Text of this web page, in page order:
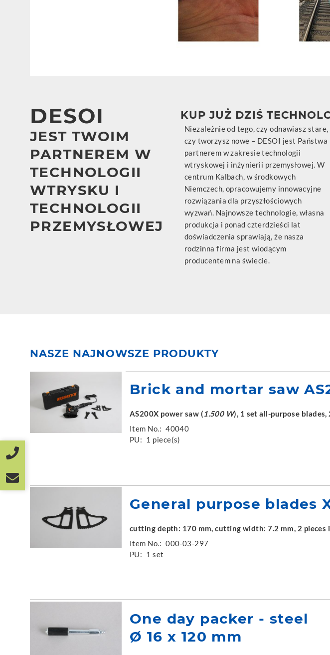
DESOI
JEST TWOIM
PARTNEREM W
TECHNOLOGII
WTRYSKU I
TECHNOLOGII
PRZEMYSŁOWEJ
KUP JUŻ DZIŚ
Niezależnie od tego, czy odnawiasz stare,
czy tworzysz nowe – DESOI jest Państwa
partnerem w zakresie technologii
wtryskowej i inżynierii przemysłowej. W
centrum Kalbach, w środkowych
Niemczech, opracowujemy innowacyjne
rozwiązania dla przyszłościowych
wyzwań. Najnowsze technologie, własna
produkcja i ponad czterdzieści lat
doświadczenia sprawiają, że nasza
rodzinna firma jest wiodącym
producentem na świecie.
NASZE NAJNOWSZE PRODUKTY
Brick and mortar saw
AS200X power saw (1.500 W), 1 set all-purpose
Item No.: 40040
PU: 1 piece(s)
General purpose blades
cutting depth: 170 mm, cutting width: 7.2 mm, 2 pieces
Item No.: 000-03-297
PU: 1 set
One day packer - steel
Ø 16 x 120 mm